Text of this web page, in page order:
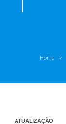
Home
ATUALIZAÇÃO